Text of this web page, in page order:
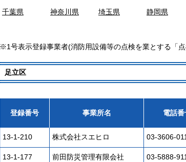
千葉県 神奈川県 埼玉県 静岡県
※1号表示登録事業者(消防用設備等の点検を業とする「
足立区
登録番号 事業所名 電話番
13-1-210 株式会社スエヒロ 03-3606-
13-1-177 前田防災管理有限会社 03-5888-